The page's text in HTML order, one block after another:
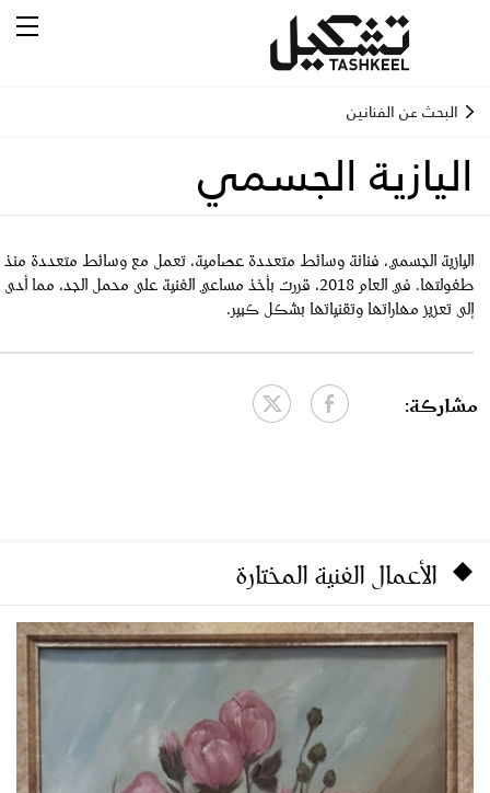
البحث عن الفنانين
اليازية الجسمي
اليازية الجسمي، فنانة وسائط متعددة عصامية، تعمل مع وسائط متعددة منذ
طفولتها. في العام 2018، قررت بأخذ مساعي الفنية على محمل الجد، مما أدى
إلى تعزيز مهاراتها وتقنياتها بشكل كبير.
مشاركة:
الأعمال الفنية المختارة